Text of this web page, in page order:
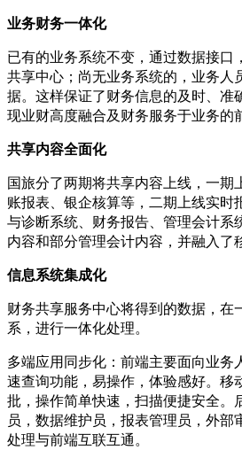
业务财务一体化
已有的业务系统不变，通过数据接口
共享中心；尚无业务系统的，业务人
据。这样保证了财务信息的及时、准
现业财高度融合及财务服务于业务的
共享内容全面化
国旅分了两期将共享内容上线，一期
账报表、银企核算等，二期上线实时
与诊断系统、财务报告、管理会计系
内容和部分管理会计内容，并融入了
信息系统集成化
财务共享服务中心将得到的数据，在
系，进行一体化处理。
多端应用同步化：前端主要面向业务
速查询功能，易操作，体验感好。移
批，操作简单快速，扫描便捷安全。
员，数据维护员，报表管理员，外部
处理与前端互联互通。